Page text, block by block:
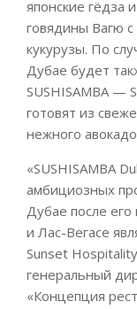
японские гёдза
говядины Вагю
кукурузы. По
Дубае будет
SUSHISAMBA —
готовят из
нежного
«SUSHISAMBA
амбициозных
Дубае после
и Лас-Вегасе
Sunset
генеральный
«Концепция